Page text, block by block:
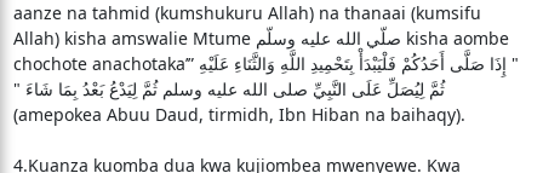
aanze na tahmid (kumshukuru Allah) na thanaai (kumsifu
Allah) kisha amswalie Mtume صلّي الله عليه وسلّم kisha aombe
chochote anachotaka’” ‏"‏ إِذَا صَلَّى أَحَدُكُمْ فَلْيَبْدَأْ بِتَحْمِيدِ اللَّهِ وَالثَّنَاءِ عَلَيْهِ
ثُمَّ لِيُصَلِّ عَلَى النَّبِيِّ صلى الله عليه وسلم ثُمَّ لِيَدْعُ بَعْدُ بِمَا شَاءَ ‏"‏
(amepokea Abuu Daud, tirmidh, Ibn Hiban na baihaqy).
4.Kuanza kuomba dua kwa kujiombea mwenyewe. Kwa